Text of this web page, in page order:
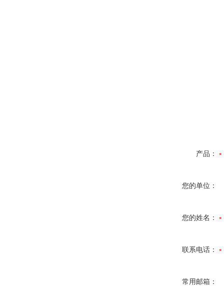
产品：
您的单位：
您的姓名：
联系电话：
常用邮箱：